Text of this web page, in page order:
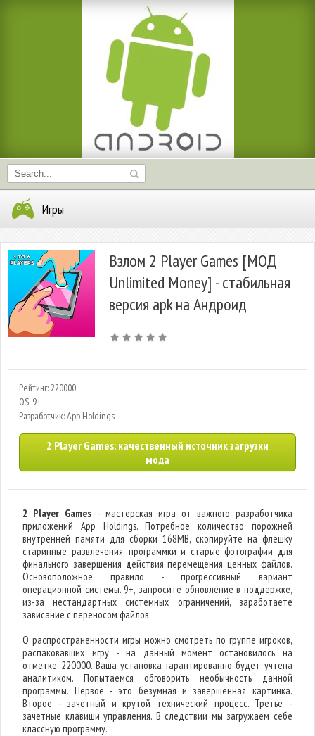
Игры
Взлом 2 Player Games [МОД
Unlimited Money] - стабильная
версия apk на Андроид
Рейтинг: 220000
OS: 9+
Разработчик: App Holdings
2 Player Games: качественный источник загрузки
мода
2 Player Games - мастерская игра от важного разработчика
приложений App Holdings. Потребное количество порожней
внутренней памяти для сборки 168MB, скопируйте на флешку
старинные развлечения, программки и старые фотографии для
финального завершения действия перемещения ценных файлов.
Основоположное правило - прогрессивный вариант
операционной системы. 9+, запросите обновление в поддержке,
из-за нестандартных системных ограничений, заработаете
зависание с переносом файлов.
О распространенности игры можно смотреть по группе игроков,
распаковавших игру - на данный момент остановилось на
отметке 220000. Ваша установка гарантированно будет учтена
аналитиком. Попытаемся обговорить необычность данной
программы. Первое - это безумная и завершенная картинка.
Второе - зачетный и крутой технический процесс. Третье -
зачетные клавиши управления. В следствии мы загружаем себе
классную программу.